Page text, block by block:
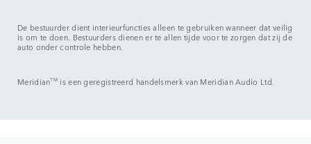
De bestuurder dient interieurfuncties alleen te gebruiken wanneer dat veilig
is om te doen. Bestuurders dienen er te allen tijde voor te zorgen dat zij de
auto onder controle hebben.
MeridianTM is een geregistreerd handelsmerk van Meridian Audio Ltd.